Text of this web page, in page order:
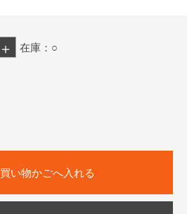
＋
在庫：○
買い物かごへ入れる